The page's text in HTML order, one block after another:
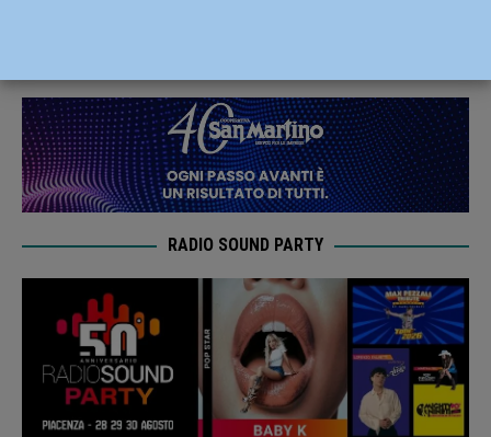
RADIO SOUND PARTY